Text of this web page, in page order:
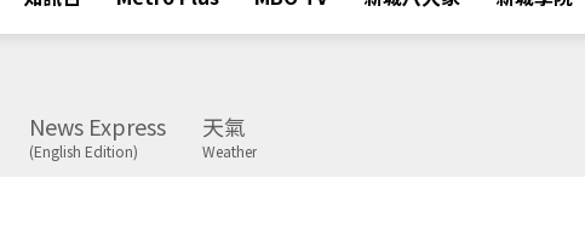
News Express
(English Edition)
天氣
Weather